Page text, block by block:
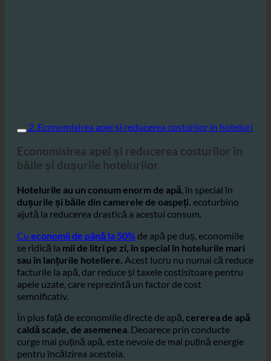
2. Economisirea apei și reducerea costurilor în hoteluri
Economisirea apei și reducerea costurilor în
băile și dușurile hotelurilor
Hotelurile au un consum enorm de apă, în special în
ajută la reducerea drastică a acestui consum.
Cu economii de până la 50%de apă pe duș, economiile
se ridică la mii de litri pe zi, în special în hotelurile mari
sau în lanțurile hoteliere.Acest lucru nu numai că reduce
facturile la apă, dar reduce și taxele costisitoare pentru
semnificativ.
În plus față de economiile directe de apă,cererea de apă
caldă scade, de asemenea